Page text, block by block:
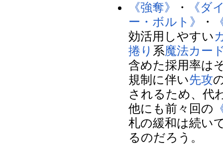
《強奪》
・
《ダ
ー・ボルト》
・
効活用しやすい
捲り 系魔法カー
含めた採用率は
規制に伴い先攻
されるため、代
他にも前々回の
札の緩和は続い
るのだろう。